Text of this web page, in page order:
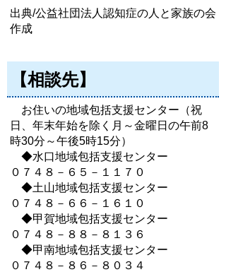
出典/公益社団法人認知症の人と家族の会
作成
【相談先】
お住いの地域包括支援センター（祝
日、年末年始を除く月～金曜日の午前8
時30分～午後5時15分）
◆水口地域包括支援センター
０７４８－６５－１１７０
◆土山地域包括支援センター
０７４８－６６－１６１０
◆甲賀地域包括支援センター
０７４８－８８－８１３６
◆甲南地域包括支援センター
０７４８－８６－８０３４